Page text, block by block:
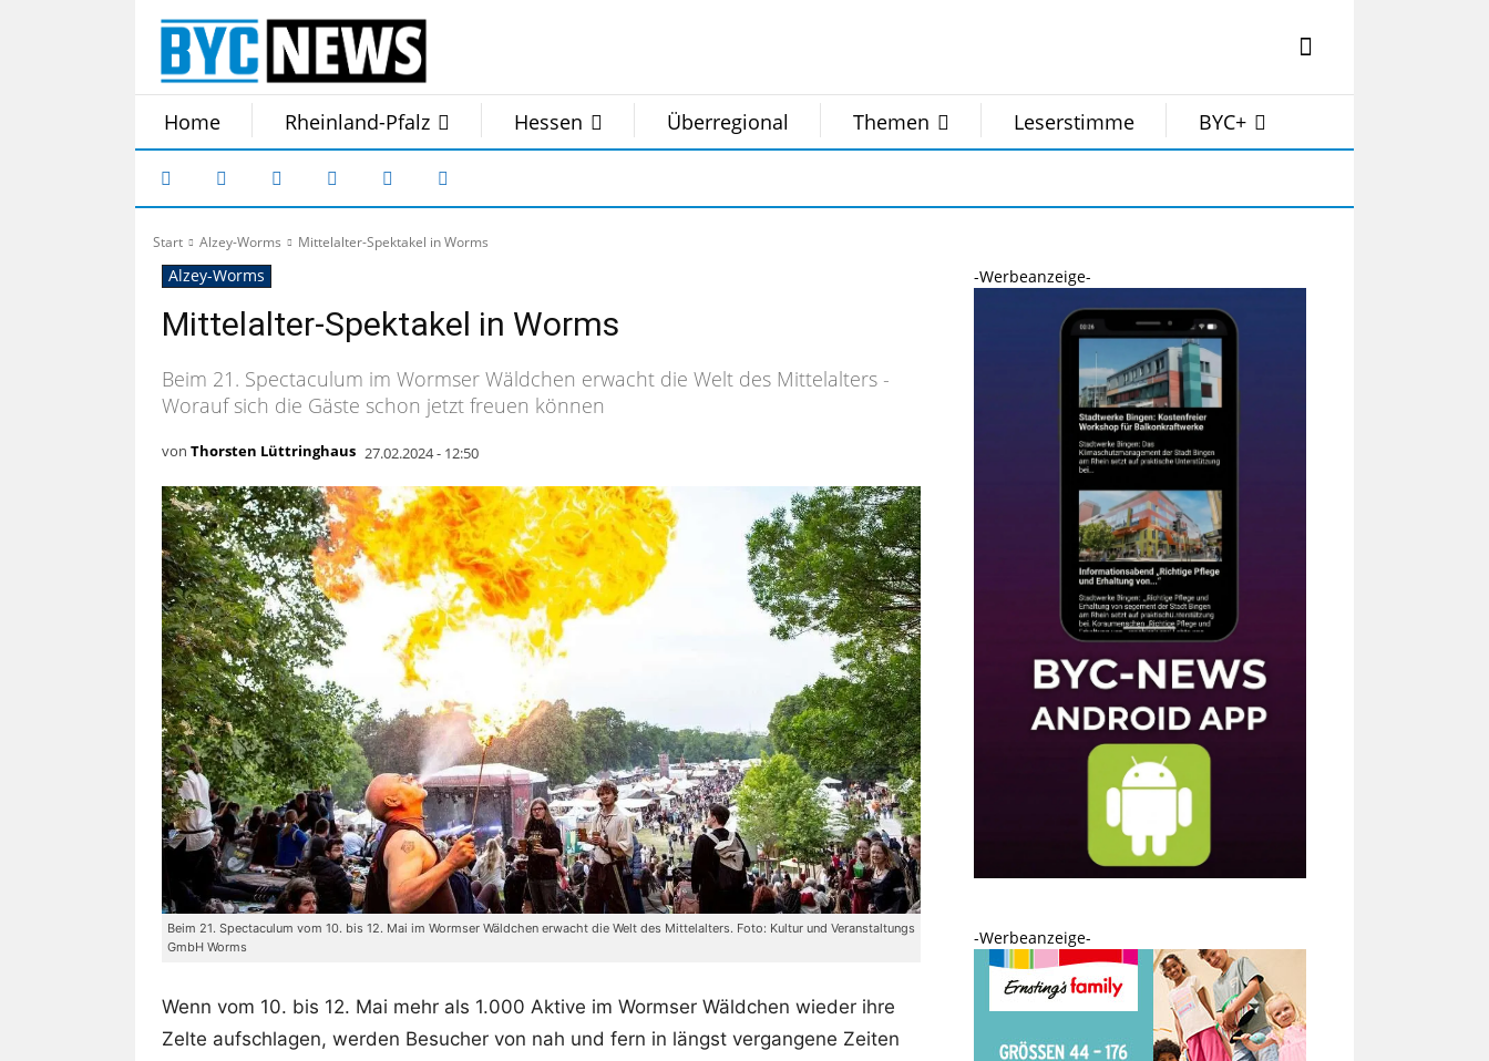
Home Rheinland-Pfalz Hessen Überregional Themen Leserstimme BYC+
Start Alzey-Worms Mittelalter-Spektakel in Worms
Alzey-Worms
Mittelalter-Spektakel in Worms
Beim 21. Spectaculum im Wormser Wäldchen erwacht die Welt des Mittelalters -
Worauf sich die Gäste schon jetzt freuen können
von Thorsten Lüttringhaus 27.02.2024 - 12:50
Beim 21. Spectaculum vom 10. bis 12. Mai im Wormser Wäldchen erwacht die Welt des Mittelalters. Foto: Kultur und Veranstaltungs
GmbH Worms
Wenn vom 10. bis 12. Mai mehr als 1.000 Aktive im Wormser Wäldchen wieder ihre
Zelte aufschlagen, werden Besucher von nah und fern in längst vergangene Zeiten
-Werbeanzeige-
-Werbeanzeige-